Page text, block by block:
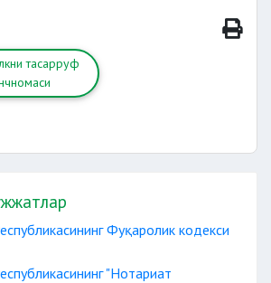
тасарруф
Фуқаролик кодекси
"Нотариат